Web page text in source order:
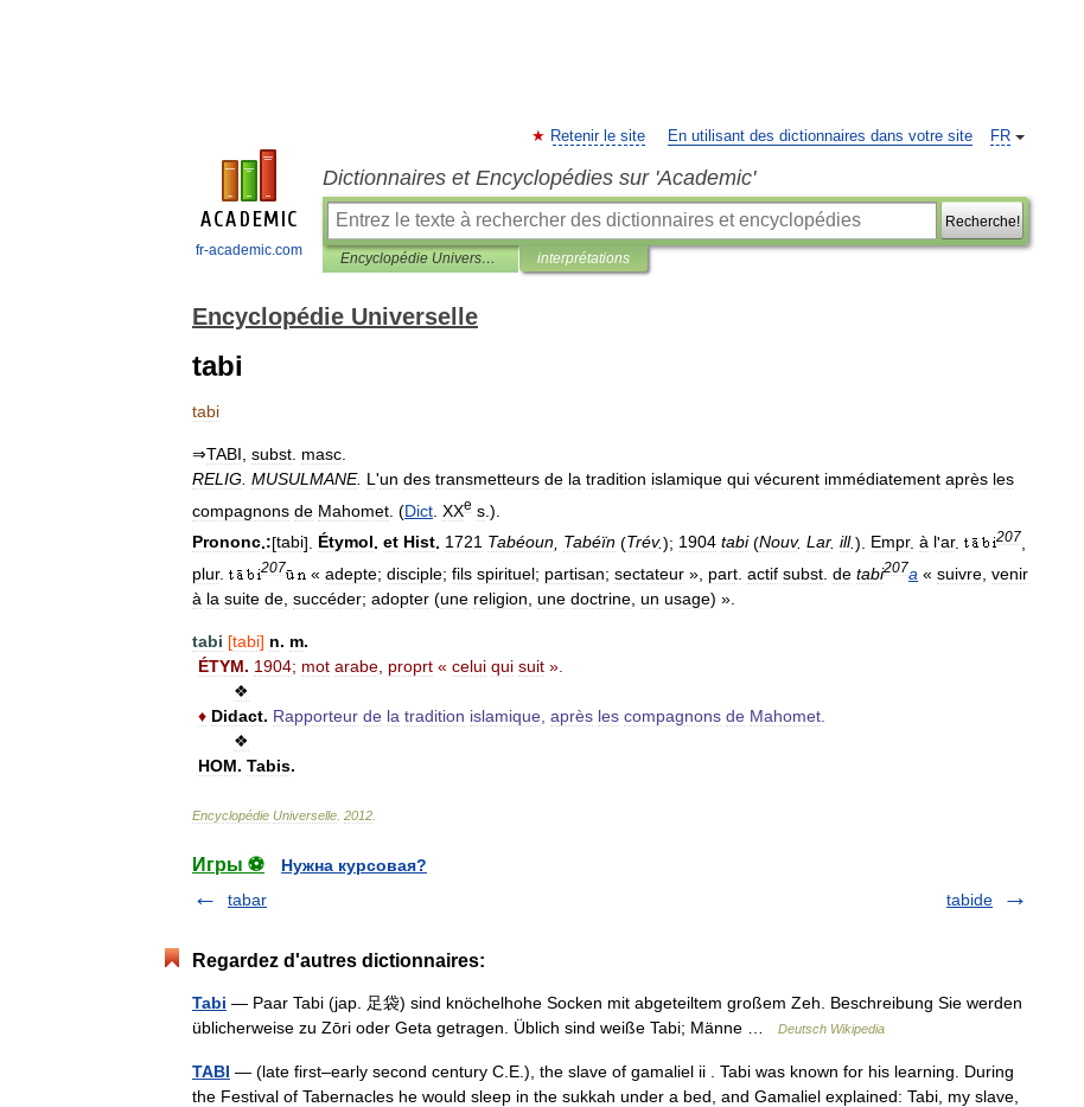
fr-academic.com
FR
Retenir le site En utilisant des dictionnaires dans votre site
Dictionnaires et Encyclopédies sur 'Academic'
Recherche!
Encyclopédie Universelle interprétations
Encyclopédie Universelle
tabi
tabi
⇒TABI subst masc
RELIG MUSULMANE. L 'un des transmetteurs de la tradition islamique qui vécurent immédiatement après les
compagnons de Mahomet . (Dict XXe s .).
Prononc.:[tabi]. Étymol. et Hist. 1721 Tabéoun Tabéïn (Trév.); 1904 tabi(Nouv. Lar. ill.). Empr. à l'ar. 207
plur. 207 « adepte; disciple; fils spirituel; partisan; sectateur », part actif subst de tabi207a « suivre venir
à la suite de succéder; adopter (une religion une doctrine un usage) ».
tabi [tabi] n. m.
ÉTYM. 1904; mot arabe proprt « celui qui suit ».
❖
♦ Didact. Rapporteur de la tradition islamique après les compagnons de Mahomet
❖
HOM. Tabis.
Encyclopédie Universelle 2012
Игры ⚽
Нужна курсовая?
tabar
tabide
Regardez d'autres dictionnaires:
Tabi — Paar Tabi (jap. 足袋) sind knöchelhohe Socken mit abgeteiltem großem Zeh. Beschreibung Sie werden
üblicherweise zu Zōri oder Geta getragen. Üblich sind weiße Tabi; Männe …
Deutsch Wikipedia
TABI — (late first–early second century C.E.), the slave of gamaliel ii . Tabi was known for his learning. During
the Festival of Tabernacles he would sleep in the sukkah under a bed, and Gamaliel explained: Tabi, my slave,